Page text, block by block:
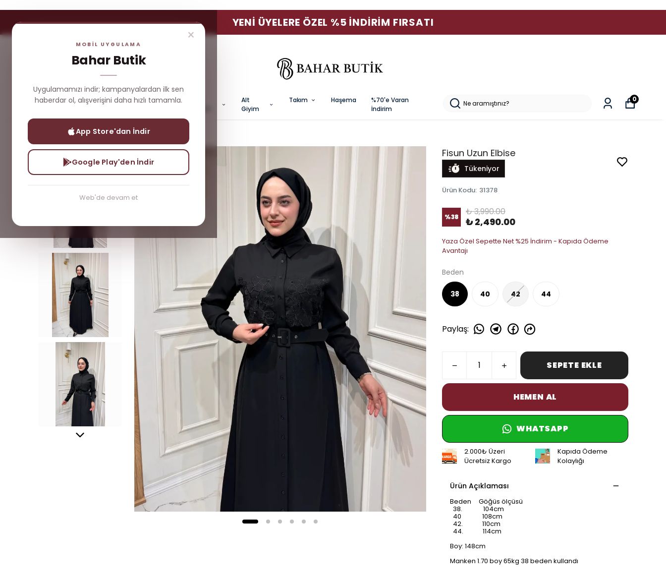
×
MOBİL UYGULAMA
Bahar Butik
Uygulamamızı indir; kampanyalardan ilk sen
haberdar ol, alışverişini daha hızlı tamamla.
App Store'dan İndir
Google Play'den İndir
Web'de devam et
YENI ÜYELERE ÖZEL %5 İNDIRIM FIRSATI
Yeni
Çok
Üst
Alt
Giyim
Takım Haşema
%70'e Varan
İndirim
0
%70'e Varan İndirim Fisun Uzun Elbise
Fisun Uzun Elbise
Tükeniyor
Ürün Kodu: 31378
%38 ₺ 3,990.00
₺ 2,490.00
Yaza Özel Sepette Net %25 İndirim - Kapıda Ödeme
Avantajı
Beden
38 40 42 44
Paylaş:
SEPETE EKLE
HEMEN AL
WHATSAPP
2.000₺ Üzeri
Ücretsiz Kargo
Kapıda Ödeme
Kolaylığı
Ürün Açıklaması
Beden Göğüs ölçüsü
38. 104cm
40 108cm
42. 110cm
44. 114cm
Boy: 148cm
Manken 1.70 boy 65kg 38 beden kullandı